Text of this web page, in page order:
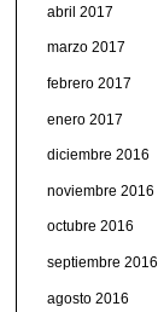
abril 2017
marzo 2017
febrero 2017
enero 2017
diciembre 2016
noviembre 2016
octubre 2016
septiembre 2016
agosto 2016